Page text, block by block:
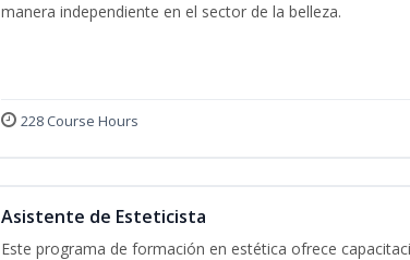
manera independiente en el sector de la belleza.
228 Course Hours
Asistente de Esteticista
Este programa de formación en estética ofrece